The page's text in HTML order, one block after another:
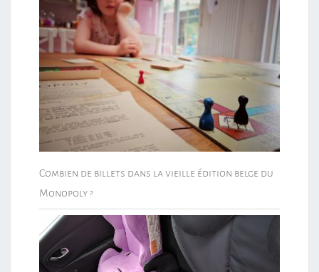
Combien de billets dans la vieille édition belge du
Monopoly ?